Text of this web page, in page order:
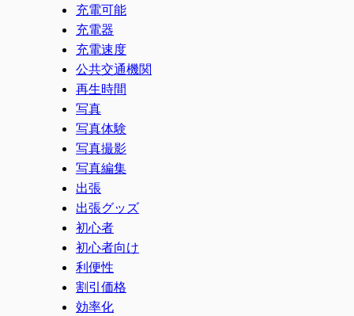
充電可能
充電器
充電速度
公共交通機関
再生時間
写真
写真体験
写真撮影
写真編集
出張
出張グッズ
初心者
初心者向け
利便性
割引価格
効率化